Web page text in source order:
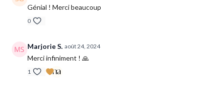
Génial ! Merci beaucoup
0
Marjorie S. août 24, 2024
Merci infiniment ! 🙏
1